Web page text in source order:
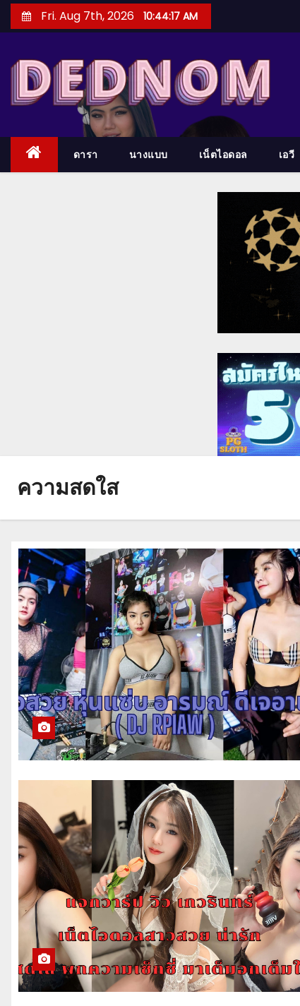
k
Fri. Aug 7th, 2026 10:44:18 AM
ดารา นางแบบ เน็ตไอดอล เอวี
ความสดใส